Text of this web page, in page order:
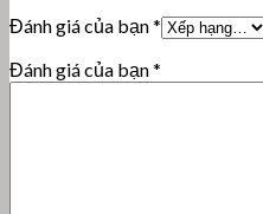
Đánh giá của bạn*
Đánh giá của bạn*